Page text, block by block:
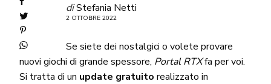
diStefania Netti
2 OTTOBRE 2022
Se siete dei nostalgici o volete provare
nuovi giochi di grande spessore, Portal RTXfa per voi.
Si tratta di un update gratuito realizzato in